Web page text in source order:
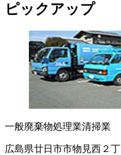
ピックアップ
一般廃棄物処理業清掃業
広島県廿日市市物見西２